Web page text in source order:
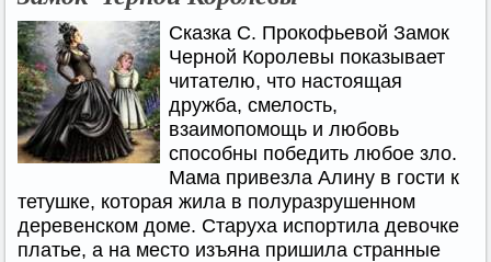
Сказка С. Прокофьевой Замок
Черной Королевы показывает
читателю, что настоящая
дружба, смелость,
взаимопомощь и любовь
способны победить любое зло.
Мама привезла Алину в гости к
тетушке, которая жила в полуразрушенном
деревенском доме. Старуха испортила девочке
платье, а на место изъяна пришила странные